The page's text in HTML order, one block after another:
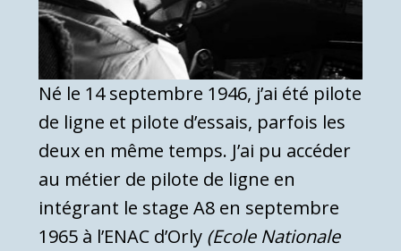
Né le 14 septembre 1946, j’ai été pilote
de ligne et pilote d’essais, parfois les
deux en même temps. J’ai pu accéder
au métier de pilote de ligne en
intégrant le stage A8 en septembre
1965 à l’ENAC d’Orly (Ecole Nationale